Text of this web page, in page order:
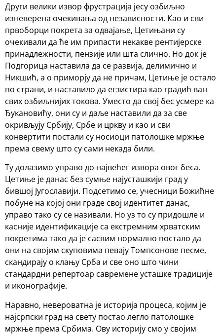
Други велики извор фрустрација јесу озбиљно
изневерена очекивања од независности. Као и сви
првоборци покрета за одвајање, Цетињани су
очекивали да ће им припасти некакве рентијерске
принадлежности, пензије или шта слично. Но док је
Подгорица наставила да се развија, делимично и
Никшић, а о приморју да не причам, Цетиње је остало
по страни, и наставило да егзистира као градић ван
свих озбиљнијих токова. Уместо да свој бес усмере ка
Ђукановићу, они су и даље наставили да за све
окривљују Србију, Србе и цркву и као и сви
конвертити постали су носиоци патолошке мржње
према свему што су сами некада били.
Ту долазимо управо до највећег извора овог беса.
Цетиње је данас без сумње најусташкији град у
бившој Југославији. Подсетимо се, учесници Божићне
побуне на којој они граде свој идентитет данас,
управо тако су се називали. Но уз то су придошле и
касније идентификације са екстремним хрватским
покретима тако да је сасвим нормално постало да
они на својим скуповима певају Томпсонове песме,
скандирају о клању Срба и све оно што чини
стандардни репертоар савремене усташке традиције
и иконографије.
Наравно, невероватна је историја процеса, којим је
најсрпски град на свету постао легло патолошке
мржње према Србима. Ову историју смо у својим